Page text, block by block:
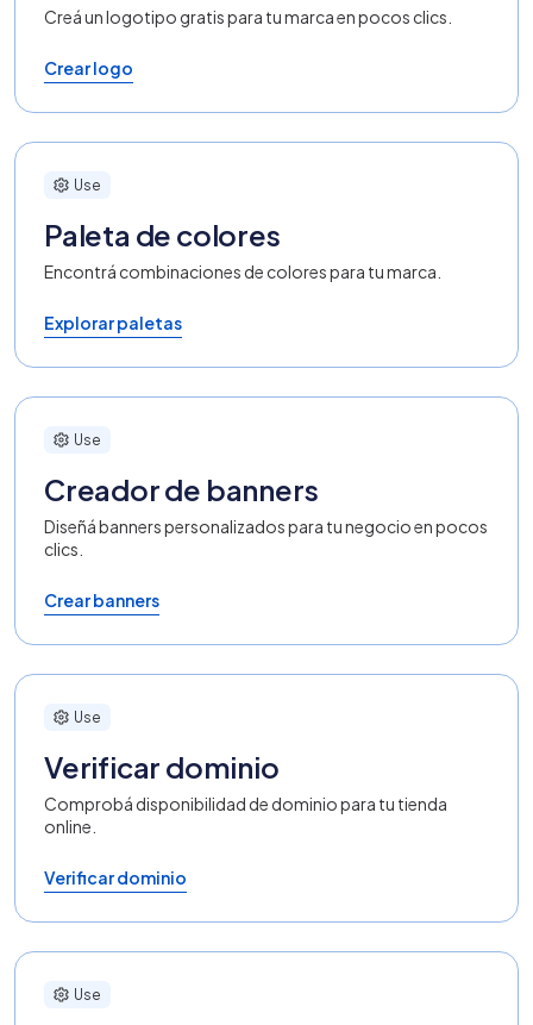
Creá un logotipo gratis para tu marca en pocos clics.
Crear logo
Use
Paleta de colores
Encontrá combinaciones de colores para tu marca.
Explorar paletas
Use
Creador de banners
Diseñá banners personalizados para tu negocio en pocos
clics.
Crear banners
Use
Verificar dominio
Comprobá disponibilidad de dominio para tu tienda
online.
Verificar dominio
Use